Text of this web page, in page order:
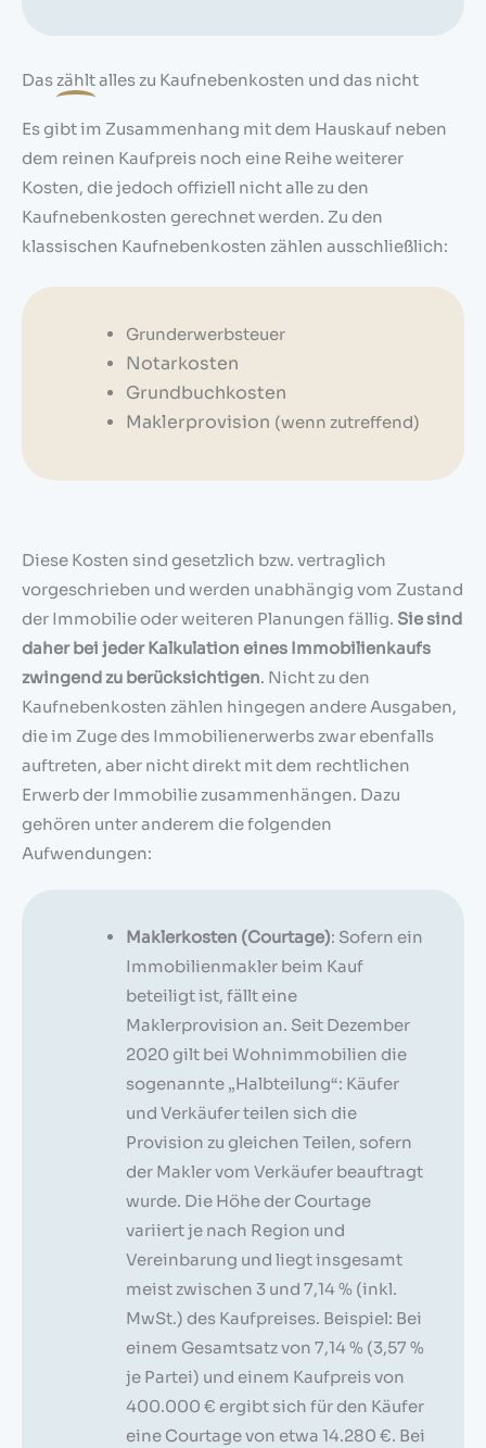
Das zähltalles zu Kaufnebenkosten und das nicht
Es gibt im Zusammenhang mit dem Hauskauf neben
dem reinen Kaufpreis noch eine Reihe weiterer
Kosten, die jedoch offiziell nicht alle zu den
Kaufnebenkosten gerechnet werden. Zu den
klassischen Kaufnebenkosten zählen ausschließlich:
Grunderwerbsteuer
Notarkosten
Grundbuchkosten
Maklerprovision (wenn zutreffend)
Diese Kosten sind gesetzlich bzw. vertraglich
vorgeschrieben und werden unabhängig vom Zustand
der Immobilie oder weiteren Planungen fällig. Sie sind
daher bei jeder Kalkulation eines Immobilienkaufs
zwingend zu berücksichtigen. Nicht zu den
Kaufnebenkosten zählen hingegen andere Ausgaben,
die im Zuge des Immobilienerwerbs zwar ebenfalls
auftreten, aber nicht direkt mit dem rechtlichen
Erwerb der Immobilie zusammenhängen. Dazu
gehören unter anderem die folgenden
Aufwendungen:
Maklerkosten (Courtage): Sofern ein
Immobilienmakler beim Kauf
beteiligt ist, fällt eine
Maklerprovision an. Seit Dezember
2020 gilt bei Wohnimmobilien die
sogenannte „Halbteilung“: Käufer
und Verkäufer teilen sich die
Provision zu gleichen Teilen, sofern
der Makler vom Verkäufer beauftragt
wurde. Die Höhe der Courtage
variiert je nach Region und
Vereinbarung und liegt insgesamt
meist zwischen 3 und 7,14 % (inkl.
MwSt.) des Kaufpreises. Beispiel: Bei
einem Gesamtsatz von 7,14 % (3,57 %
je Partei) und einem Kaufpreis von
400.000 € ergibt sich für den Käufer
eine Courtage von etwa 14.280 €. Bei